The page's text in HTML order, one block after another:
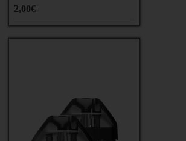
2,00€